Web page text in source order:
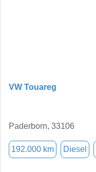
VW Touareg
Paderborn, 33106
192.000 km Diesel